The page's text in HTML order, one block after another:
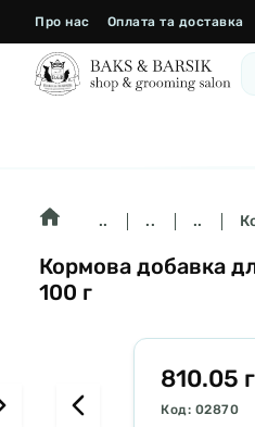
Про нас Оплата та доставка
.. .. ..
Кормова добавка
100 г
810.05
Код: 02870